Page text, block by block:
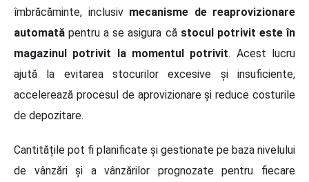
îmbrăcăminte, inclusiv mecanisme de reaprovizionare
automată pentru a se asigura că stocul potrivit este în
magazinul potrivit la momentul potrivit. Acest lucru
ajută la evitarea stocurilor excesive și insuficiente,
accelerează procesul de aprovizionare și reduce costurile
de depozitare.
Cantitățile pot fi planificate și gestionate pe baza nivelului
de vânzări și a vânzărilor prognozate pentru fiecare